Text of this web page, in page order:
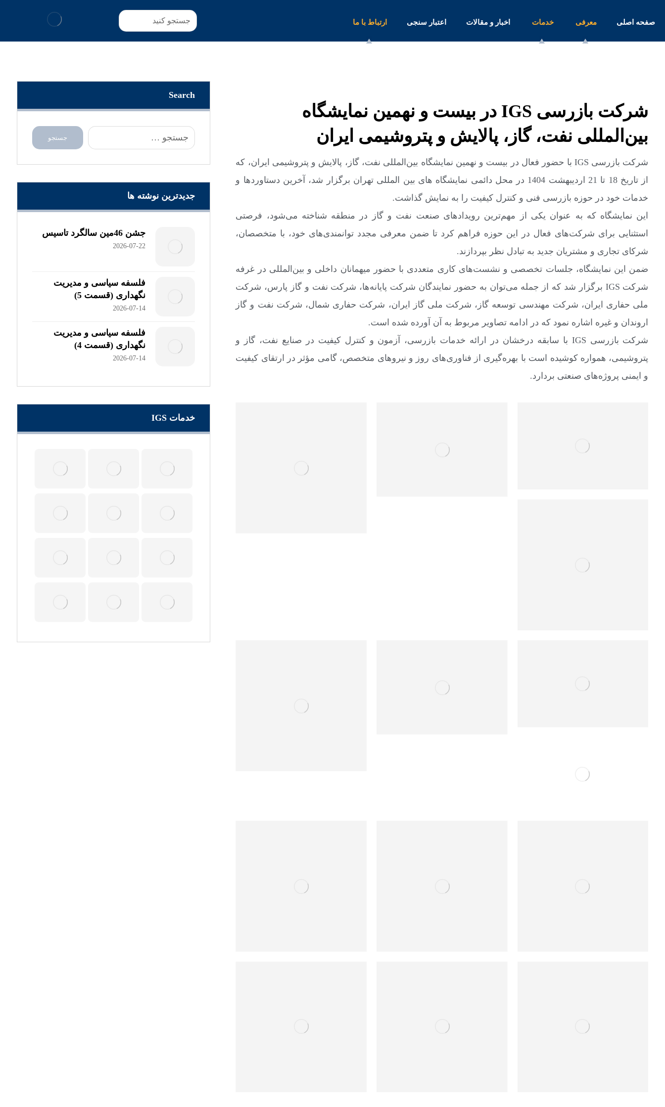
صفحه اصلی معرفی خدمات اخبار و مقالات اعتبار سنجی ارتباط با ما
شرکت بازرسی IGS در بیست و نهمین نمایشگاه
بین‌المللی نفت، گاز، پالایش و پتروشیمی ایران
شرکت بازرسی IGS با حضور فعال در بیست و نهمین نمایشگاه بین‌المللی نفت، گاز، پالایش و پتروشیمی ایران، که
از تاریخ 18 تا 21 اردیبهشت 1404 در محل دائمی نمایشگاه های بین المللی تهران برگزار شد، آخرین دستاوردها و
خدمات خود در حوزه بازرسی فنی و کنترل کیفیت را به نمایش گذاشت.
این نمایشگاه که به عنوان یکی از مهم‌ترین رویدادهای صنعت نفت و گاز در منطقه شناخته می‌شود، فرصتی
استثنایی برای شرکت‌های فعال در این حوزه فراهم کرد تا ضمن معرفی مجدد توانمندی‌های خود، با متخصصان،
شرکای تجاری و مشتریان جدید به تبادل نظر بپردازند.
ضمن این نمایشگاه، جلسات تخصصی و نشست‌های کاری متعددی با حضور میهمانان داخلی و بین‌المللی در غرفه
شرکت IGS برگزار شد که از جمله می‌توان به حضور نمایندگان شرکت پایانه‌ها، شرکت نفت و گاز پارس، شرکت
ملی حفاری ایران، شرکت مهندسی توسعه گاز، شرکت ملی گاز ایران، شرکت حفاری شمال، شرکت نفت و گاز
اروندان و غیره اشاره نمود که در ادامه تصاویر مربوط به آن آورده شده است.
شرکت بازرسی IGS با سابقه درخشان در ارائه خدمات بازرسی، آزمون و کنترل کیفیت در صنایع نفت، گاز و
پتروشیمی، همواره کوشیده است با بهره‌گیری از فناوری‌های روز و نیروهای متخصص، گامی مؤثر در ارتقای کیفیت
و ایمنی پروژه‌های صنعتی بردارد.
Search
جدیدترین نوشته ها
جشن 46مین سالگرد تاسیس
2026-07-22
فلسفه سیاسی و مدیریت
نگهداری (قسمت 5)
2026-07-14
فلسفه سیاسی و مدیریت
نگهداری (قسمت 4)
2026-07-14
خدمات IGS